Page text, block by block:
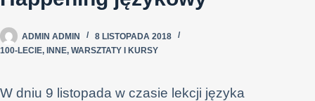
ADMIN ADMIN
8 LISTOPADA 2018
100-LECIE, INNE, WARSZTATY I KURSY
W dniu 9 listopada w czasie lekcji języka